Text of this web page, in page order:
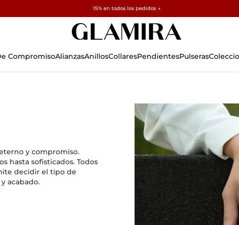
15% en todos los pedidos →
✓ Devoluciones en 60 días ✓ Redimensionamiento gratuito
CompromisoAlianzasAnillosCollaresPendientesPulseras
y compromiso.
hasta sofisticados. Todos
decidir el tipo de
acabado.